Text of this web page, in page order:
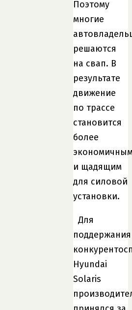
Поэтому
многие
решаются
на свап. В
результате
движение
по трассе
становится
более
и щадящим
для силовой
установки.
Для
поддержания
Hyundai
Solaris